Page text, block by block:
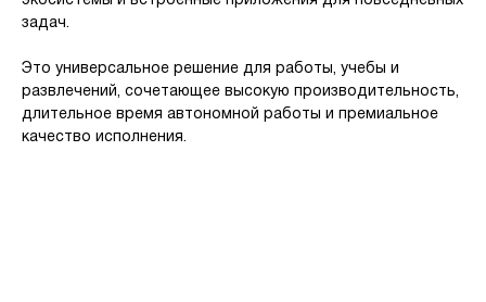
задач.
Это универсальное решение для работы, учебы и
развлечений, сочетающее высокую производительность,
длительное время автономной работы и премиальное
качество исполнения.